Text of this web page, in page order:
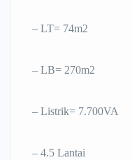
– LT= 74m2
– LB= 270m2
– Listrik= 7.700VA
– 4.5 Lantai